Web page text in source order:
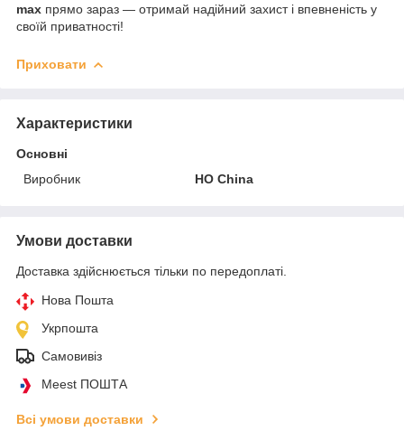
max прямо зараз — отримай надійний захист і впевненість у
своїй приватності!
Приховати
Характеристики
Основні
Виробник
HO China
Умови доставки
Доставка здійснюється тільки по передоплаті.
Нова Пошта
Укрпошта
Самовивіз
Meest ПОШТА
Всі умови доставки